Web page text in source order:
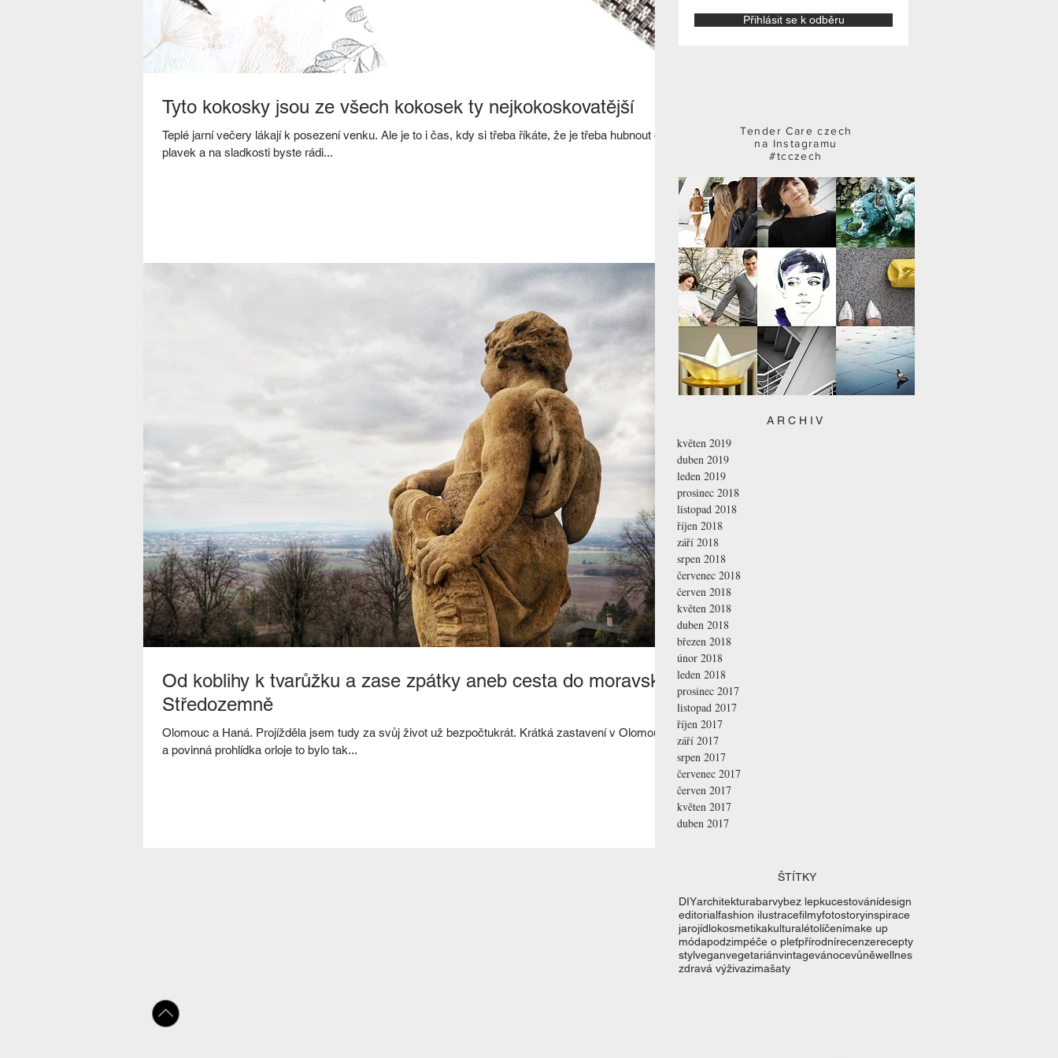
Tyto kokosky jsou ze všech kokosek ty nejkokoskovatější
Teplé jarní večery lákají k posezení venku. Ale je to i čas, kdy si třeba říkáte, že je třeba hubnout do
plavek a na sladkosti byste rádi...
Od koblihy k tvarůžku a zase zpátky aneb cesta do moravské
Středozemně
Olomouc a Haná. Projížděla jsem tudy za svůj život už bezpočtukrát. Krátká zastavení v Olomouci
a povinná prohlídka orloje to bylo tak...
Přihlásit se k odběru
Tender Care czech
na Instagramu
#tcczech
A R C H I V
květen 2019
duben 2019
leden 2019
prosinec 2018
listopad 2018
říjen 2018
září 2018
srpen 2018
červenec 2018
červen 2018
květen 2018
duben 2018
březen 2018
únor 2018
leden 2018
prosinec 2017
listopad 2017
říjen 2017
září 2017
srpen 2017
červenec 2017
červen 2017
květen 2017
duben 2017
ŠTÍTKY
DIYarchitekturabarvybez lepkucestovánídesign
editorialfashion ilustracefilmyfotostoryinspirace
jarojídlokosmetikakulturalétolíčenímake up
módapodzimpéče o pleťpřírodnírecenzerecepty
stylveganvegetariánvintagevánocevůněwellnes
zdravá výživazimašaty